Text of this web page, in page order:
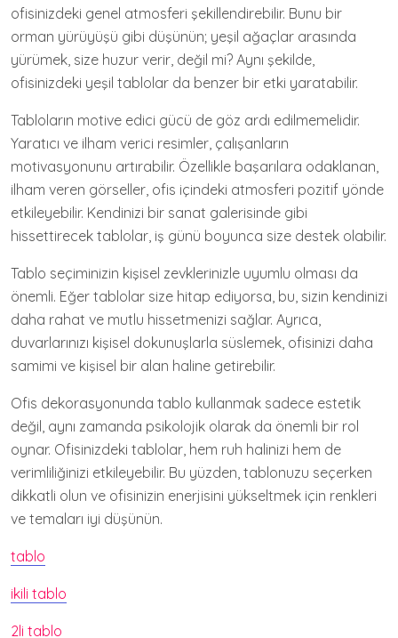
ofisinizdeki genel atmosferi şekillendirebilir. Bunu bir
orman yürüyüşü gibi düşünün; yeşil ağaçlar arasında
yürümek, size huzur verir, değil mi? Aynı şekilde,
ofisinizdeki yeşil tablolar da benzer bir etki yaratabilir.
Tabloların motive edici gücü de göz ardı edilmemelidir.
Yaratıcı ve ilham verici resimler, çalışanların
motivasyonunu artırabilir. Özellikle başarılara odaklanan,
ilham veren görseller, ofis içindeki atmosferi pozitif yönde
etkileyebilir. Kendinizi bir sanat galerisinde gibi
hissettirecek tablolar, iş günü boyunca size destek olabilir.
Tablo seçiminizin kişisel zevklerinizle uyumlu olması da
önemli. Eğer tablolar size hitap ediyorsa, bu, sizin kendinizi
daha rahat ve mutlu hissetmenizi sağlar. Ayrıca,
duvarlarınızı kişisel dokunuşlarla süslemek, ofisinizi daha
samimi ve kişisel bir alan haline getirebilir.
Ofis dekorasyonunda tablo kullanmak sadece estetik
değil, aynı zamanda psikolojik olarak da önemli bir rol
oynar. Ofisinizdeki tablolar, hem ruh halinizi hem de
verimliliğinizi etkileyebilir. Bu yüzden, tablonuzu seçerken
dikkatli olun ve ofisinizin enerjisini yükseltmek için renkleri
ve temaları iyi düşünün.
tablo
ikili tablo
2li tablo